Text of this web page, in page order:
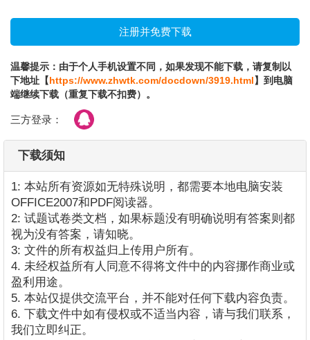
温馨提示：由于个人手机设置不同，如果发现不能下载，请复制以
下地址【https://www.zhwtk.com/docdown/3919.html】到电脑
端继续下载（重复下载不扣费）。
三方登录：
下载须知
1: 本站所有资源如无特殊说明，都需要本地电脑安装
OFFICE2007和PDF阅读器。
2: 试题试卷类文档，如果标题没有明确说明有答案则都
视为没有答案，请知晓。
3: 文件的所有权益归上传用户所有。
4. 未经权益所有人同意不得将文件中的内容挪作商业或
盈利用途。
5. 本站仅提供交流平台，并不能对任何下载内容负责。
6. 下载文件中如有侵权或不适当内容，请与我们联系，
我们立即纠正。